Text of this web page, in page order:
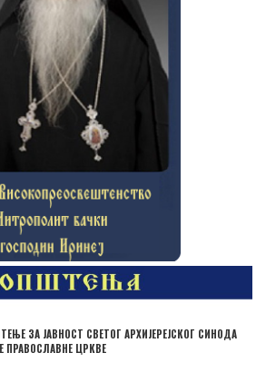
ЗА ЈАВНОСТ СВЕТОГ АРХИЈЕРЕЈСКОГ СИНОДА
ПРАВОСЛАВНЕ ЦРКВЕ